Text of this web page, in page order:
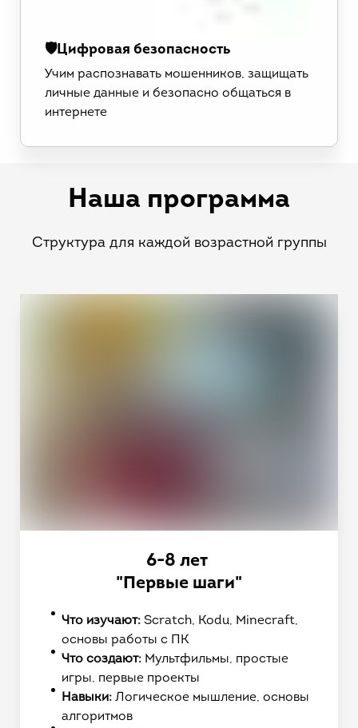
🛡️Цифровая безопасность
Учим распознавать мошенников, защищать
личные данные и безопасно общаться в
интернете
Наша программа
Структура для каждой возрастной группы
6-8 лет
"Первые шаги"
Что изучают: Scratch, Kodu, Minecraft,
основы работы с ПК
Что создают: Мультфильмы, простые
игры, первые проекты
Навыки: Логическое мышление, основы
алгоритмов